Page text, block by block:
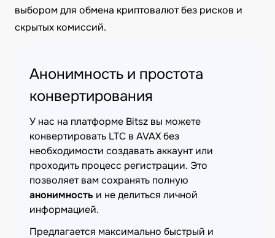
выбором для обмена криптовалют без рисков и
скрытых комиссий.
Анонимность и простота
конвертирования
У нас на платформе Bitsz вы можете
конвертировать LTC в AVAX без
необходимости создавать аккаунт или
проходить процесс регистрации. Это
позволяет вам сохранять полную
анонимность и не делиться личной
информацией.
Предлагается максимально быстрый и